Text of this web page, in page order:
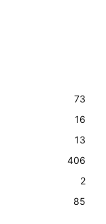
73
16
13
406
2
85